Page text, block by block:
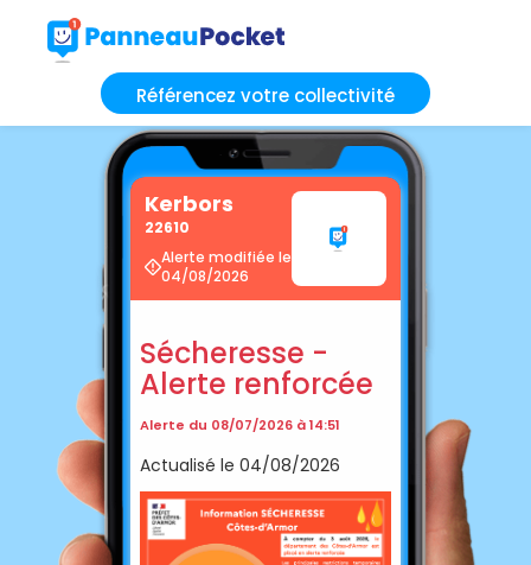
Référencez votre collectivité
Kerbors
22610
Alerte modifiée le
04/08/2026
Sécheresse -
Alerte renforcée
Alerte du 08/07/2026 à 14:51
Actualisé le 04/08/2026